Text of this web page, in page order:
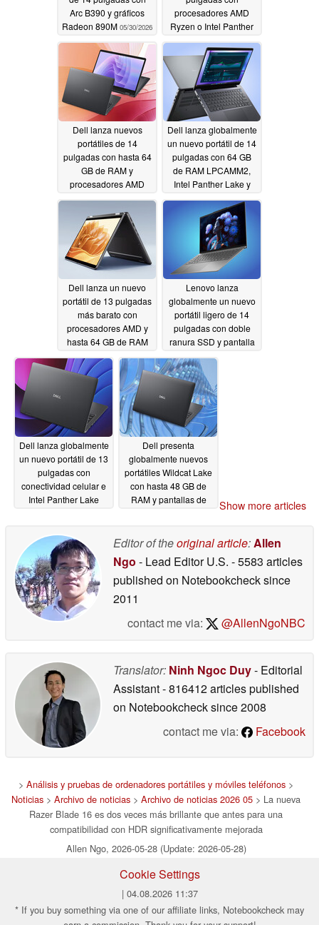
Arc B390 y gráficos
Radeon 890M 05/30/2026
procesadores AMD
Ryzen o Intel Panther
LPCAMM205/30/2026
Dell lanza nuevos
portátiles de 14
pulgadas con hasta 64
GB de RAM y
procesadores AMD
05/29/2026
Dell lanza globalmente
un nuevo portátil de 14
pulgadas con 64 GB
de RAM LPCAMM2,
Intel Panther Lake y
05/29/2026
Dell lanza un nuevo
portátil de 13 pulgadas
más barato con
procesadores AMD y
hasta 64 GB de RAM
05/29/2026
Lenovo lanza
globalmente un nuevo
portátil ligero de 14
pulgadas con doble
ranura SSD y pantalla
Dell lanza globalmente
un nuevo portátil de 13
pulgadas con
conectividad celular e
Intel Panther Lake
Dell presenta
globalmente nuevos
portátiles Wildcat Lake
con hasta 48 GB de
RAM y pantallas de
Show more articles
Editor of theoriginal article: Allen
Ngo - Lead Editor U.S. - 5583 articles
published on Notebookchecksince
2011
contact me via:
@AllenNgoNBC
Translator: Ninh Ngoc Duy- Editorial
Assistant- 816412 articles published
on Notebookchecksince 2008
contact me via:
Facebook
> Análisis y pruebas de ordenadores portátiles y móviles teléfonos >
Noticias > Archivo de noticias > Archivo de noticias 2026 05 > La nueva
Razer Blade 16 es dos veces más brillante que antes para una
compatibilidad con HDR significativamente mejorada
Allen Ngo, 2026-05-28 (Update: 2026-05-28)
Cookie Settings
| 04.08.2026 11:37
* If you buy something via one of our affiliate links, Notebookcheck may